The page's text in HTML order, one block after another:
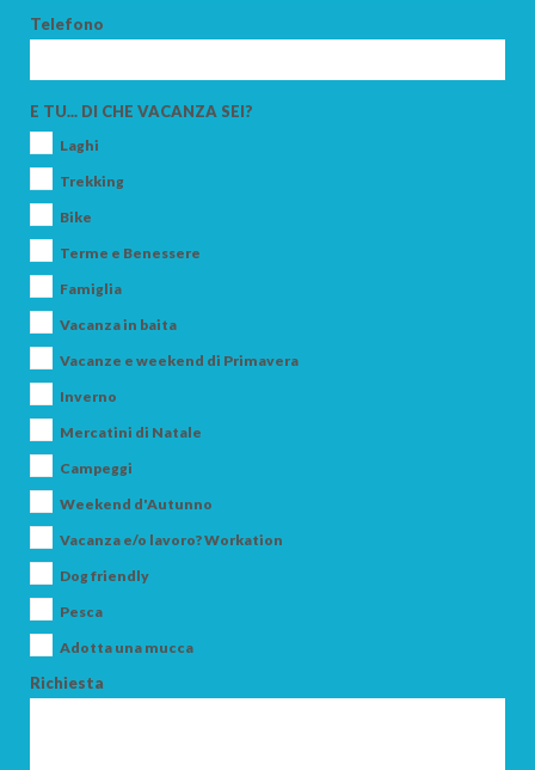
Telefono
E TU... DI CHE VACANZA SEI?
Laghi
Trekking
Bike
Terme e Benessere
Famiglia
Vacanza in baita
Vacanze e weekend di Primavera
Inverno
Mercatini di Natale
Campeggi
Weekend d'Autunno
Vacanza e/o lavoro? Workation
Dog friendly
Pesca
Adotta una mucca
Richiesta